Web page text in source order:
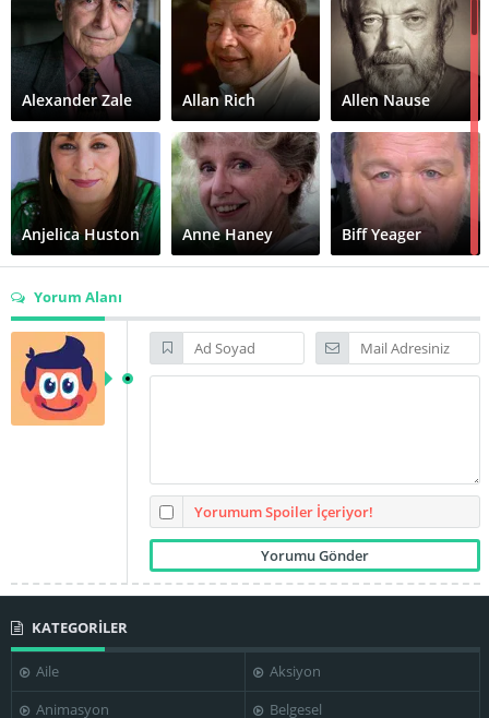
Alexander Zale Allan Rich Allen Nause
Anjelica Huston Anne Haney Biff Yeager
Bonnie Bartlett Darrell Larson David Schroeder
F. William Parker
Gerald S.
O'Loughlin
Jack Manning
Yorum Alanı
Yorumum Spoiler İçeriyor!
KATEGORİLER
Aile
Aksiyon
Animasyon
Belgesel